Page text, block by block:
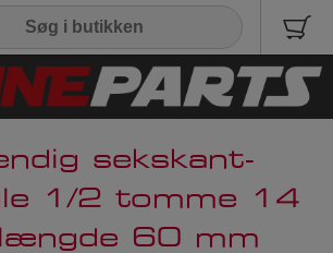
sekskant-
1/2 tomme 14
60 mm